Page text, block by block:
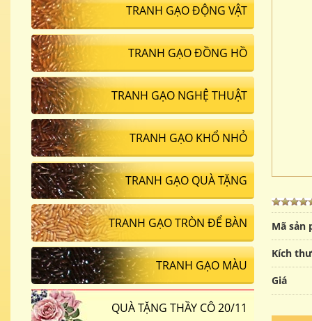
Mã sản
Kích
Giá
TRANH GẠO ĐỘNG VẬT
TRANH GẠO ĐỒNG HỒ
TRANH GẠO NGHỆ THUẬT
TRANH GẠO KHỔ NHỎ
TRANH GẠO QUÀ TẶNG
TRANH GẠO TRÒN ĐỂ BÀN
TRANH GẠO MÀU
QUÀ TẶNG THẦY CÔ 20/11